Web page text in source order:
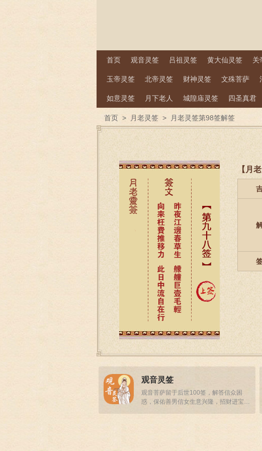
首页 观音灵签 吕祖灵签 黄大仙灵签 关
玉帝灵签 北帝灵签 财神灵签 文殊菩萨
如意灵签 月下老人 城隍庙灵签 四圣真君
首页 > 月老灵签 > 月老灵签第98签解签
【月
观音灵签
观音菩萨留于后世100签，解答信众困
惑，保佑善男信女生意兴隆，招财进宝，